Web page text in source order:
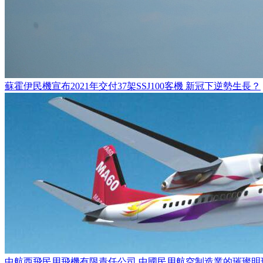
蘇霍伊民機宣布2021年交付37架SSJ100客機 新冠下逆勢生長？